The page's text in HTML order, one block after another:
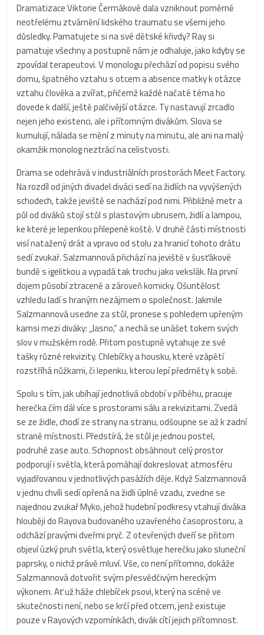
Dramatizace Viktorie Čermákové dala vzniknout poměrně
neotřelému ztvárnění lidského traumatu se všemi jeho
důsledky. Pamatujete si na své dětské křivdy? Ray si
pamatuje všechny a postupně nám je odhaluje, jako kdyby se
zpovídal terapeutovi. V monologu přechází od popisu svého
domu, špatného vztahu s otcem a absence matky k otázce
vztahu člověka a zvířat, přičemž každé načaté téma ho
dovede k další, ještě palčivější otázce. Ty nastavují zrcadlo
nejen jeho existenci, ale i přítomným divákům. Slova se
kumulují, nálada se mění z minuty na minutu, ale ani na malý
okamžik monolog neztrácí na celistvosti.
Drama se odehrává v industriálních prostorách Meet Factory.
Na rozdíl od jiných divadel diváci sedí na židlích na vyvýšených
schodech, takže jeviště se nachází pod nimi. Přibližně metr a
půl od diváků stojí stůl s plastovým ubrusem, židlí a lampou,
ke které je lepenkou přilepené koště. V druhé části místnosti
visí natažený drát a vpravo od stolu za hranicí tohoto drátu
sedí zvukař. Salzmannová přichází na jeviště v šusťákové
bundě s igelitkou a vypadá tak trochu jako vekslák. Na první
dojem působí ztraceně a zároveň komicky. Ošuntělost
vzhledu ladí s hraným nezájmem o společnost. Jakmile
Salzmannová usedne za stůl, pronese s pohledem upřeným
kamsi mezi diváky: „Jasno,“ a nechá se unášet tokem svých
slov v mužském rodě. Přitom postupně vytahuje ze své
tašky různé rekvizity. Chlebíčky a housku, které vzápětí
rozstříhá nůžkami, či lepenku, kterou lepí předměty k sobě.
Spolu s tím, jak ubíhají jednotlivá období v příběhu, pracuje
herečka čím dál více s prostorami sálu a rekvizitami. Zvedá
se ze židle, chodí ze strany na stranu, odšoupne se až k zadní
straně místnosti. Předstírá, že stůl je jednou postel,
podruhé zase auto. Schopnost obsáhnout celý prostor
podporují i světla, která pomáhají dokreslovat atmosféru
vyjadřovanou v jednotlivých pasážích děje. Když Salzmannová
v jednu chvíli sedí opřená na židli úplně vzadu, zvedne se
najednou zvukař Myko, jehož hudební podkresy vtahují diváka
hlouběji do Rayova budovaného uzavřeného časoprostoru, a
odchází pravými dveřmi pryč. Z otevřených dveří se přitom
objeví úzký pruh světla, který osvětluje herečku jako sluneční
paprsky, o nichž právě mluví. Vše, co není přítomno, dokáže
Salzmannová dotvořit svým přesvědčivým hereckým
výkonem. Ať už háže chlebíček psovi, který na scéně ve
skutečnosti není, nebo se krčí před otcem, jenž existuje
pouze v Rayových vzpomínkách, divák cítí jejich přítomnost.